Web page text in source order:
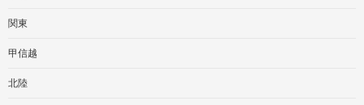
関東
甲信越
北陸